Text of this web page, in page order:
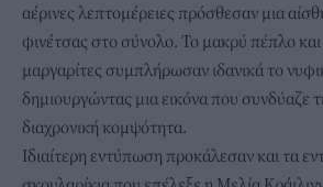
αέρινες λεπτομέρειες πρόσθεσαν μια
φινέτσας στο σύνολο. Το μακρύ πέπλο
μαργαρίτες συμπλήρωσαν ιδανικά το
δημιουργώντας μια εικόνα που συνδύαζε
διαχρονική κομψότητα.
Ιδιαίτερη εντύπωση προκάλεσαν και τα